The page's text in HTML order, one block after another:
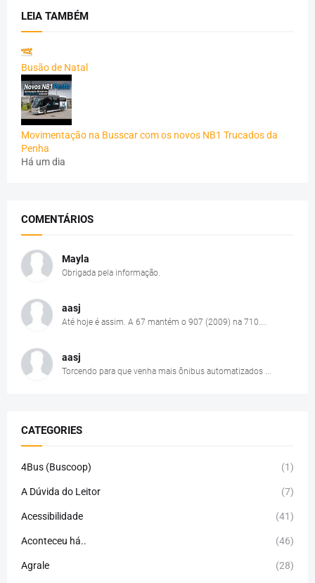
LEIA TAMBÉM
Busão de Natal
Movimentação na Busscar com os novos NB1 Trucados da
Penha
Há um dia
COMENTÁRIOS
Mayla
Obrigada pela informação.
aasj
Até hoje é assim. A 67 mantém o 907 (2009) na 710....
aasj
Torcendo para que venha mais ônibus automatizados ...
CATEGORIES
4Bus (Buscoop) (1)
A Dúvida do Leitor (7)
Acessibilidade (41)
Aconteceu há.. (46)
Agrale (28)